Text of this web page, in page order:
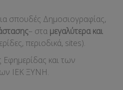
σπουδές Δημοσιογραφίας,
– στα μεγαλύτερα και
περιοδικά, sites).
και των
ΙΕΚ ΞΥΝΗ.